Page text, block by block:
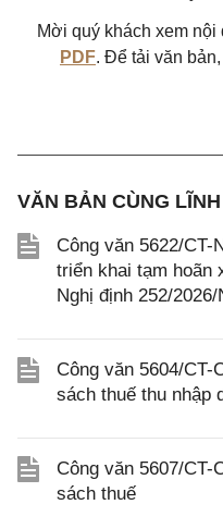
Mời quý khách xem nội
PDF. Để tải văn
VĂN BẢN CÙNG
Công văn 5622/CT-
triển khai tạm hoãn
Nghị định 252/
Công văn 5604/CT-
sách thuế thu nhập
Công văn 5607/CT-
sách thuế